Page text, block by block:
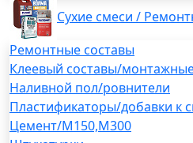
Сухие смеси /
Ремонтные составы
Клеевый составы/
Наливной пол/ровнители
Пластификаторы/добавки к
Цемент/М150,М300